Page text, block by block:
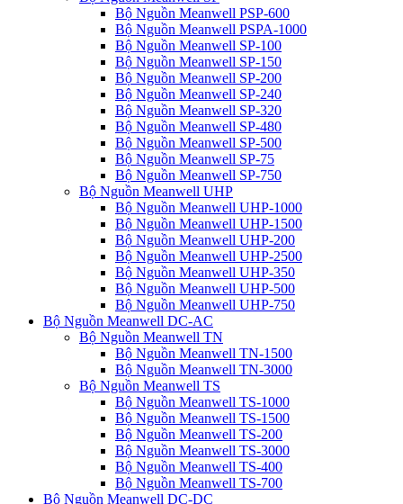
Bộ Nguồn Meanwell PSP-600
Bộ Nguồn Meanwell PSPA-1000
Bộ Nguồn Meanwell SP-100
Bộ Nguồn Meanwell SP-150
Bộ Nguồn Meanwell SP-200
Bộ Nguồn Meanwell SP-240
Bộ Nguồn Meanwell SP-320
Bộ Nguồn Meanwell SP-480
Bộ Nguồn Meanwell SP-500
Bộ Nguồn Meanwell SP-75
Bộ Nguồn Meanwell SP-750
Bộ Nguồn Meanwell UHP
Bộ Nguồn Meanwell UHP-1000
Bộ Nguồn Meanwell UHP-1500
Bộ Nguồn Meanwell UHP-200
Bộ Nguồn Meanwell UHP-2500
Bộ Nguồn Meanwell UHP-350
Bộ Nguồn Meanwell UHP-500
Bộ Nguồn Meanwell UHP-750
Bộ Nguồn Meanwell DC-AC
Bộ Nguồn Meanwell TN
Bộ Nguồn Meanwell TN-1500
Bộ Nguồn Meanwell TN-3000
Bộ Nguồn Meanwell TS
Bộ Nguồn Meanwell TS-1000
Bộ Nguồn Meanwell TS-1500
Bộ Nguồn Meanwell TS-200
Bộ Nguồn Meanwell TS-3000
Bộ Nguồn Meanwell TS-400
Bộ Nguồn Meanwell TS-700
Bộ Nguồn Meanwell DC-DC